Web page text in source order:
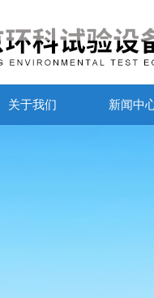
关于我们 新闻中